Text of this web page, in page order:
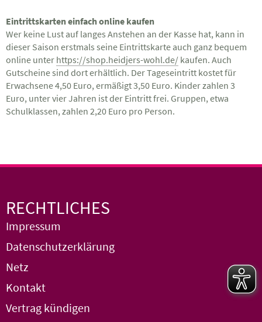
Eintrittskarten einfach online kaufen
Wer keine Lust auf langes Anstehen an der Kasse hat, kann in
dieser Saison erstmals seine Eintrittskarte auch ganz bequem
online unter https://shop.heidjers-wohl.de/ kaufen. Auch
Gutscheine sind dort erhältlich. Der Tageseintritt kostet für
Erwachsene 4,50 Euro, ermäßigt 3,50 Euro. Kinder zahlen 3
Euro, unter vier Jahren ist der Eintritt frei. Gruppen, etwa
Schulklassen, zahlen 2,20 Euro pro Person.
RECHTLICHES
Impressum
Datenschutzerklärung
Netz
Kontakt
Vertrag kündigen